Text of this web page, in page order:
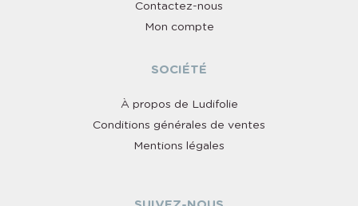
Contactez-nous
Mon compte
SOCIÉTÉ
À propos de Ludifolie
Conditions générales de ventes
Mentions légales